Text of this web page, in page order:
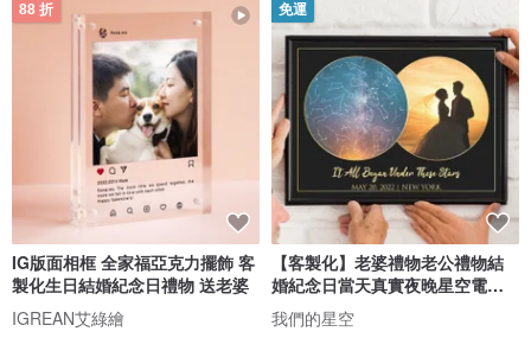
88 折
IG版面相框 全家福亞克力擺飾 客
製化生日結婚紀念日禮物 送老婆
IGREAN艾綠繪
免運
【客製化】老婆禮物老公禮物結
婚紀念日當天真實夜晚星空電子
圖檔
我們的星空